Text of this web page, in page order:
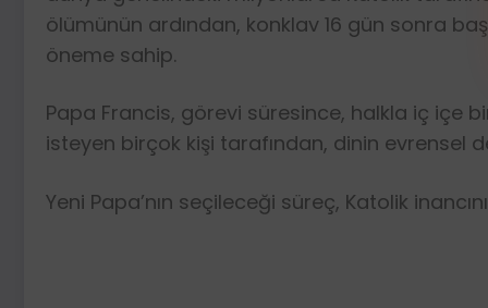
ölümünün ardından, konklav 16 gün sonra
öneme sahip.
Papa Francis, görevi süresince, halkla iç içe
isteyen birçok kişi tarafından, dinin evrensel
Yeni Papa’nın seçileceği süreç, Katolik